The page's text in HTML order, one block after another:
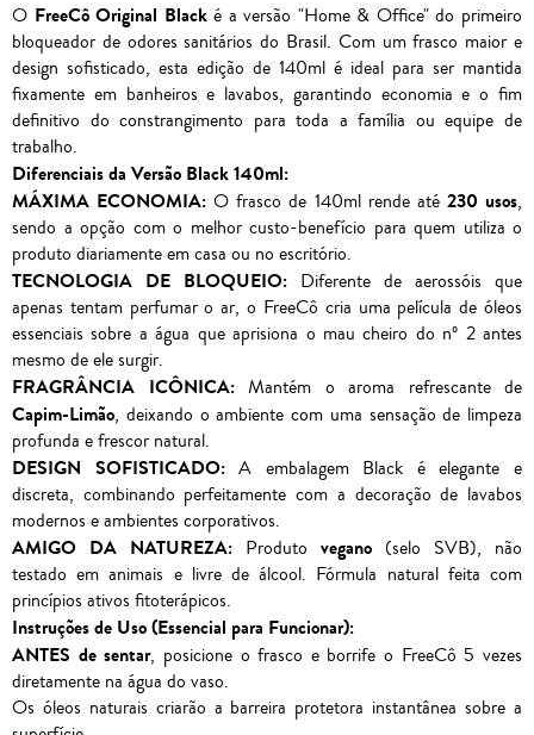
O FreeCô Original Blacké a versão "Home & Office" do primeiro
bloqueador de odores sanitários do Brasil. Com um frasco maior e
design sofisticado, esta edição de 140ml é ideal para ser mantida
fixamente em banheiros e lavabos, garantindo economia e o fim
definitivo do constrangimento para toda a família ou equipe de
trabalho.
Diferenciais da Versão Black 140ml:
MÁXIMA ECONOMIA: O frasco de 140ml rende até 230 usos,
sendo a opção com o melhor custo-benefício para quem utiliza o
produto diariamente em casa ou no escritório.
TECNOLOGIA DE BLOQUEIO: Diferente de aerossóis que
apenas tentam perfumar o ar, o FreeCô cria uma película de óleos
essenciais sobre a água que aprisiona o mau cheiro do nº 2 antes
mesmo de ele surgir.
FRAGRÂNCIA ICÔNICA:Mantém o aroma refrescante de
Capim-Limão, deixando o ambiente com uma sensação de limpeza
profunda e frescor natural.
DESIGN SOFISTICADO:A embalagem Black é elegante e
discreta, combinando perfeitamente com a decoração de lavabos
modernos e ambientes corporativos.
AMIGO DA NATUREZA: Produto vegano (selo SVB), não
testado em animais e livre de álcool. Fórmula natural feita com
princípios ativos fitoterápicos.
Instruções de Uso (Essencial para Funcionar):
ANTES de sentar, posicione o frasco e borrife o FreeCô 5 vezes
diretamente na água do vaso.
Os óleos naturais criarão a barreira protetora instantânea sobre a